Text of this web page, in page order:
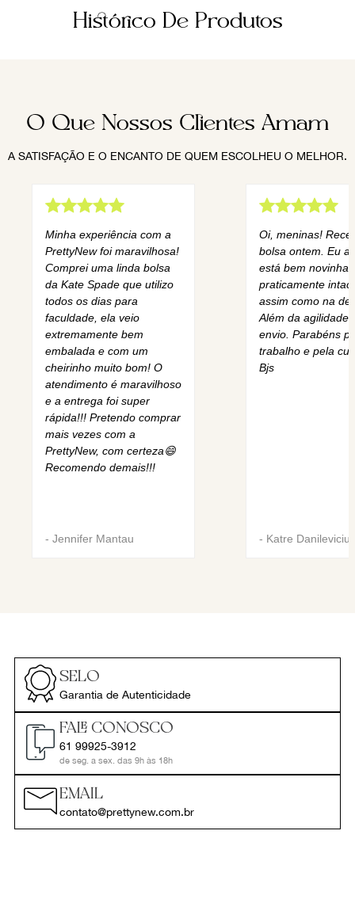
Histórico De Produtos
O Que Nossos Clientes Amam
A SATISFAÇÃO E O ENCANTO DE QUEM ESCOLHEU O MELHOR.
Minha experiência com a
PrettyNew foi maravilhosa!
Comprei uma linda bolsa
da Kate Spade que utilizo
todos os dias para
faculdade, ela veio
extremamente bem
embalada e com um
cheirinho muito bom! O
atendimento é maravilhoso
e a entrega foi super
rápida!!! Pretendo comprar
mais vezes com a
PrettyNew, com certeza😄
Recomendo demais!!!
- Jennifer Mantau
Oi, meninas!
bolsa ontem. Eu
está bem novinha,
praticamente
assim como na
Além da agilidade
envio. Parabéns
trabalho e pela
Bjs
- Katre Danilevicius
SELO
Garantia de Autenticidade
FALE CONOSCO
61 99925-3912
de seg. a sex. das 9h às 18h
EMAIL
contato@prettynew.com.br